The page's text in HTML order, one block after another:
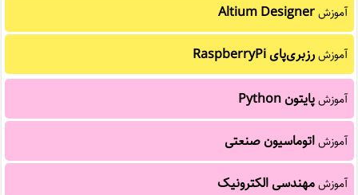
آموزشAltium Designer
آموزشرزبری‌پای RaspberryPi
آموزشپایتون Python
آموزشاتوماسیون صنعتی
آموزشمهندسی الکترونیک